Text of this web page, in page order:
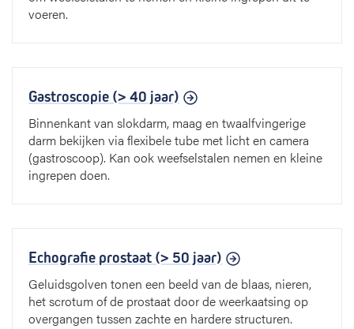
voeren.
Gastroscopie (> 40 jaar)
Binnenkant van slokdarm, maag en twaalfvingerige
darm bekijken via flexibele tube met licht en camera
(gastroscoop). Kan ook weefselstalen nemen en kleine
ingrepen doen.
Echografie prostaat (> 50 jaar)
Geluidsgolven tonen een beeld van de blaas, nieren,
het scrotum of de prostaat door de weerkaatsing op
overgangen tussen zachte en hardere structuren.